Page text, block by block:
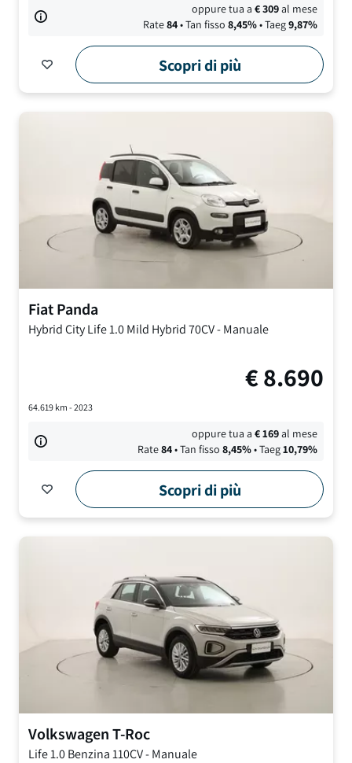
oppure tua a€309al mese
Rate84• Tan fisso 8,45%• Taeg9,87%
Scopri di più
FiatPanda
Hybrid City Life1.0 Mild Hybrid 70CV-Manuale
€8.690
64.619km - 2023
oppure tua a€169al mese
Rate84• Tan fisso 8,45%• Taeg10,79%
Scopri di più
VolkswagenT-Roc
Life1.0 Benzina 110CV-Manuale